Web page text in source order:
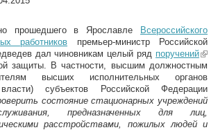
прошедшего в Ярославле
Всероссийского
работников премьер-министр Российской
дал чиновникам целый ряд поручений
защиты. В частности, высшим должностным
высших исполнительных органов
власти) субъектов Российской Федерации
состояние стационарных учреждений
предназначенных для лиц,
расстройствами, пожилых людей и